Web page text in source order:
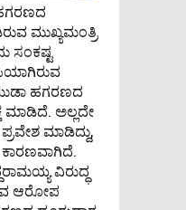
ಮುಖ್ಯಮಂತ್ರಿ
ಸಂಕಷ್ಟ
ಹಗರಣದ
ಅಲ್ಲದೇ
ಮಾಡಿದ್ದು,
ವಿರುದ್ಧ
ಆರೋಪ